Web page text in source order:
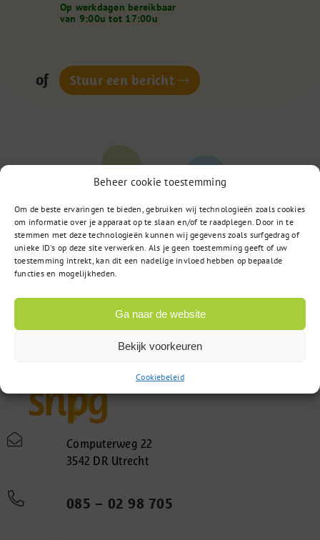
Beheer cookie toestemming
Om de beste ervaringen te bieden, gebruiken wij technologieën zoals cookies
om informatie over je apparaat op te slaan en/of te raadplegen. Door in te
stemmen met deze technologieën kunnen wij gegevens zoals surfgedrag of
unieke ID's op deze site verwerken. Als je geen toestemming geeft of uw
toestemming intrekt, kan dit een nadelige invloed hebben op bepaalde
functies en mogelijkheden.
Ga naar de website
Bekijk voorkeuren
Cookiebeleid
Op werkdagen bereikbaar
van 9:00u tot 17:00u
of Stuur een bericht
Computerweg 22
3542 DR Utrecht
085 – 02 98 705